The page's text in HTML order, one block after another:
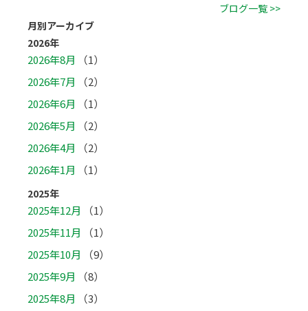
ブログ一覧 >>
月別アーカイブ
2026年
2026年8月
（1）
2026年7月
（2）
2026年6月
（1）
2026年5月
（2）
2026年4月
（2）
2026年1月
（1）
2025年
2025年12月
（1）
2025年11月
（1）
2025年10月
（9）
2025年9月
（8）
2025年8月
（3）